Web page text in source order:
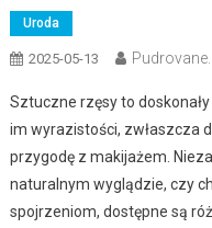
Uroda
2025-05-13
Sztuczne rzęsy to
im wyrazistości, zwłaszcza
przygodę z makijażem.
naturalnym wyglądzie, czy
spojrzeniom, dostępne są